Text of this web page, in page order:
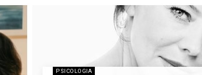
PSICOLOGIA